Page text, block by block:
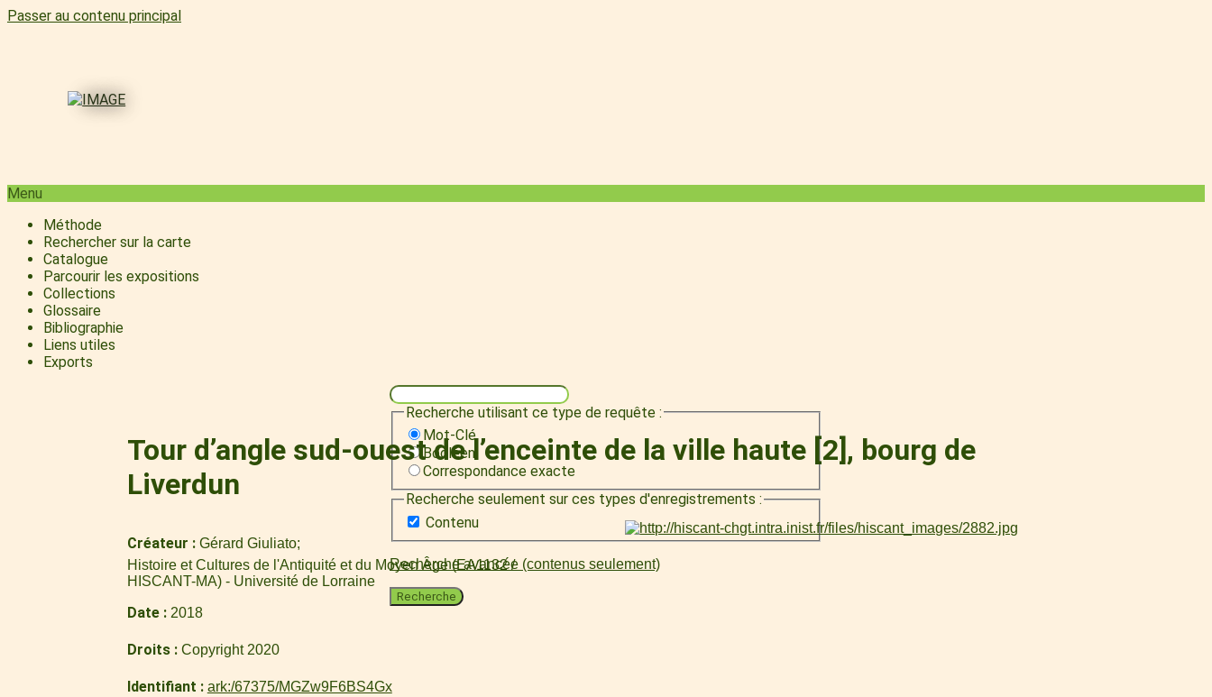
Passer au contenu principal
Menu
Méthode
Rechercher sur la carte
Catalogue
Parcourir les expositions
Collections
Glossaire
Bibliographie
Liens utiles
Exports
Recherche utilisant ce type de requête :
Mot-Clé
Booléen
Correspondance exacte
Recherche seulement sur ces types d'enregistrements :
Contenu
Recherche avancée (contenus seulement)
Recherche
Tour d’angle sud-ouest de l’enceinte de la ville haute [2], bourg de
Liverdun
Créateur
Gérard Giuliato
Histoire et Cultures de l'Antiquité et du Moyen Âge (EA1132 /
HISCANT-MA) - Université de Lorraine
Date 2018
Droits Copyright 2020
Identifiant ark:/67375/MGZw9F6BS4Gx